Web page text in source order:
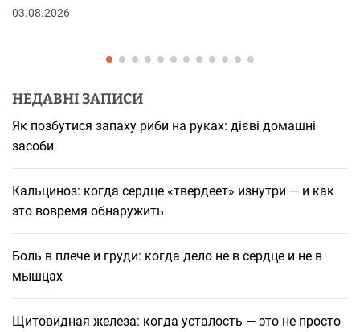
НЕДАВНІ ЗАПИСИ
Як позбутися запаху риби на руках: дієві домашні
засоби
Кальциноз: когда сердце «твердеет» изнутри — и как
это вовремя обнаружить
Боль в плече и груди: когда дело не в сердце и не в
мышцах
Щитовидная железа: когда усталость — это не просто